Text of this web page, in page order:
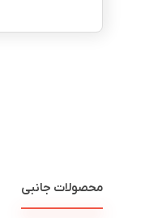
محصولات جانبی